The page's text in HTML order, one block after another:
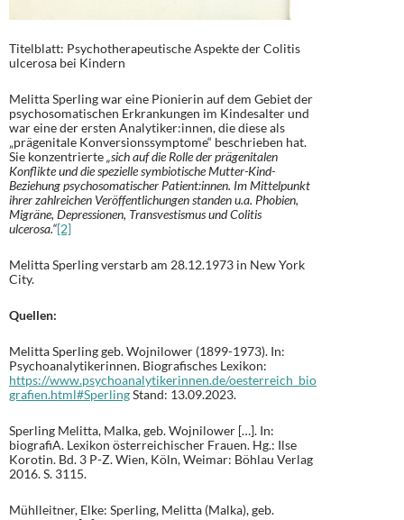
Titelblatt: Psychotherapeutische Aspekte der Colitis
ulcerosa bei Kindern
Melitta Sperling war eine Pionierin auf dem Gebiet der
psychosomatischen Erkrankungen im Kindesalter und
war eine der ersten Analytiker:innen, die diese als
„prägenitale Konversionssymptome“ beschrieben hat.
Sie konzentrierte„sich auf die Rolle der prägenitalen
Konflikte und die spezielle symbiotische Mutter-Kind-
Beziehung psychosomatischer Patient:innen. Im Mittelpunkt
ihrer zahlreichen Veröffentlichungen standen u.a. Phobien,
Migräne, Depressionen, Transvestismus und Colitis
ulcerosa.“[2]
Melitta Sperling verstarb am 28.12.1973 in New York
City.
Quellen:
Melitta Sperling geb. Wojnilower (1899-1973). In:
Psychoanalytikerinnen. Biografisches Lexikon:
https://www.psychoanalytikerinnen.de/oesterreich_bio
grafien.html#SperlingStand: 13.09.2023.
Sperling Melitta, Malka, geb. Wojnilower […]. In:
biografiA. Lexikon österreichischer Frauen. Hg.: Ilse
Korotin. Bd. 3 P-Z. Wien, Köln, Weimar: Böhlau Verlag
2016. S. 3115.
Mühlleitner, Elke: Sperling, Melitta (Malka), geb.